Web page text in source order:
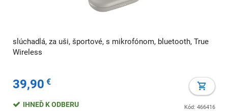
slúchadlá, za uši, športové, s mikrofónom, bluetooth, True
Wireless
39,90 €
Kód: 466416
IHNEĎ K ODBERU